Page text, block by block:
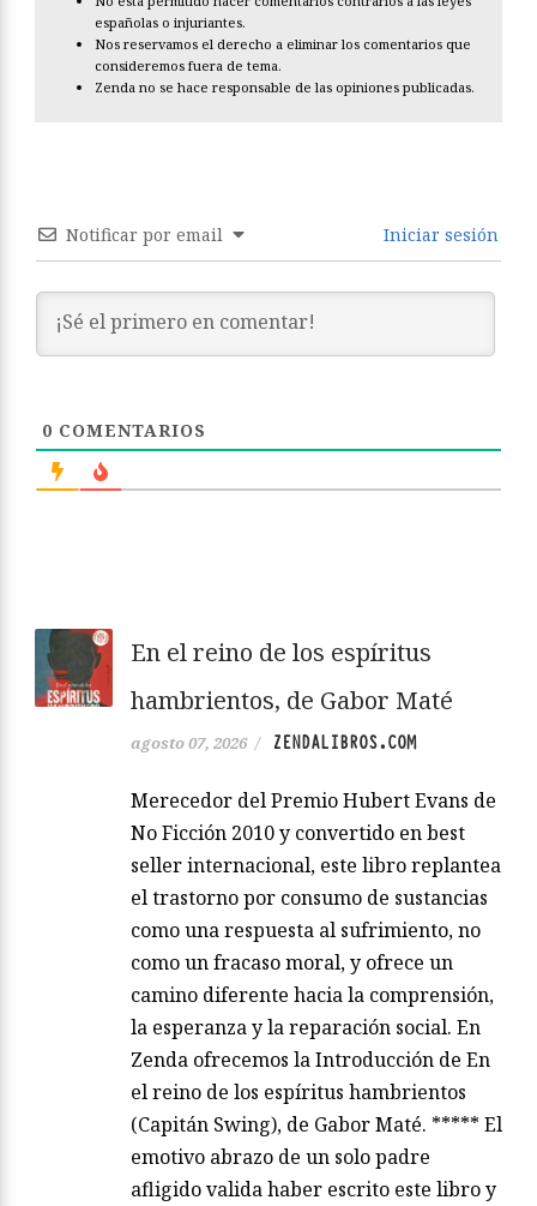
españolas o injuriantes.
Nos reservamos el derecho a eliminar los comentarios que
consideremos fuera de tema.
Zenda no se hace responsable de las opiniones publicadas.
Notificar por email Iniciar sesión
0 COMENTARIOS
En el reino de los espíritus
hambrientos, de Gabor Maté
agosto 07, 2026 / ZENDALIBROS.COM
Merecedor del Premio Hubert Evans de
No Ficción 2010 y convertido en best
seller internacional, este libro replantea
el trastorno por consumo de sustancias
como una respuesta al sufrimiento, no
como un fracaso moral, y ofrece un
camino diferente hacia la comprensión,
la esperanza y la reparación social. En
Zenda ofrecemos la Introducción de En
el reino de los espíritus hambrientos
(Capitán Swing), de Gabor Maté. ***** El
emotivo abrazo de un solo padre
afligido valida haber escrito este libro y